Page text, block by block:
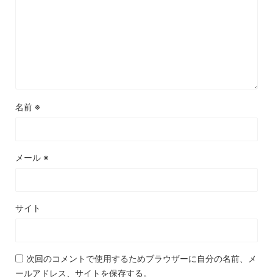
名前 ※
メール ※
サイト
次回のコメントで使用するためブラウザーに自分の名前、メ
ールアドレス、サイトを保存する。